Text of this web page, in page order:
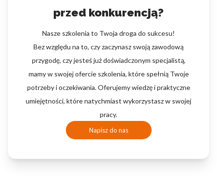
przed konkurencją?
Nasze szkolenia to Twoja droga do sukcesu!
Bez względu na to, czy zaczynasz swoją zawodową
przygodę, czy jesteś już doświadczonym specjalistą,
mamy w swojej ofercie szkolenia, które spełnią Twoje
potrzeby i oczekiwania. Oferujemy wiedzę i praktyczne
umiejętności, które natychmiast wykorzystasz w swojej
pracy.
Napisz do nas